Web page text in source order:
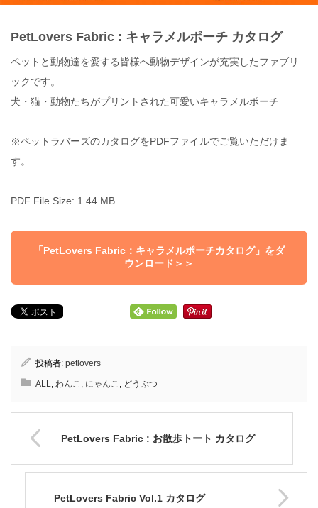
PetLovers Fabric : キャラメルポーチ カタログ
ペットと動物達を愛する皆様へ動物デザインが充実したファブリ
ックです。
犬・猫・動物たちがプリントされた可愛いキャラメルポーチ
※ペットラバーズのカタログをPDFファイルでご覧いただけま
す。
——————–
PDF File Size: 1.44 MB
「PetLovers Fabric：キャラメルポーチカタログ」をダ
ウンロード＞＞
投稿者: petlovers
ALL, わんこ , にゃんこ , どうぶつ
PetLovers Fabric : お散歩トート カタログ
PetLovers Fabric Vol.1 カタログ